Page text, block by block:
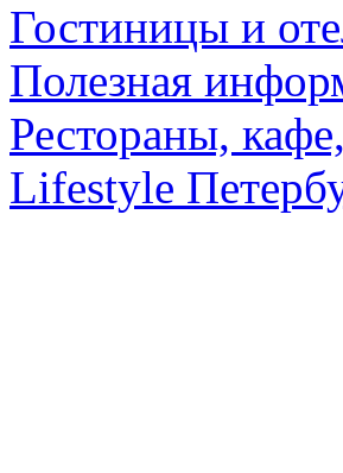
Гостиницы и
Полезная
Рестораны,
Lifestyle